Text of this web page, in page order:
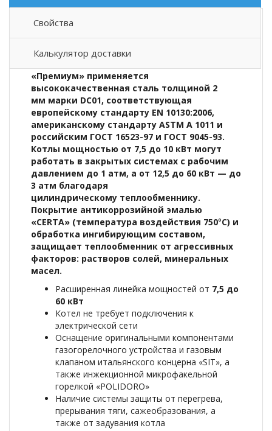
Свойства
Калькулятор доставки
Описание товара
«Премиум» применяется
высококачественная сталь толщиной 2
мм марки DC01, соответствующая
европейскому стандарту EN 10130:2006,
американскому стандарту ASTM A 1011 и
российским ГОСТ 16523-97 и ГОСТ 9045-93.
Котлы мощностью от 7,5 до 10 кВт могут
работать в закрытых системах с рабочим
давлением до 1 атм, а от 12,5 до 60 кВт — до
3 атм благодаря
цилиндрическому теплообменнику.
Покрытие антикоррозийной эмалью
«CERTA» (температура воздействия 750°С) и
обработка ингибирующим составом,
защищает теплообменник от агрессивных
факторов: растворов солей, минеральных
масел.
Расширенная линейка мощностей от 7,5 до
60 кВт
Котел не требует подключения к
электрической сети
Оснащение оригинальными компонентами
газогорелочного устройства и газовым
клапаном итальянского концерна «SIT», а
также инжекционной микрофакельной
горелкой «POLIDORO»
Наличие системы защиты от перегрева,
прерывания тяги, сажеобразования, а
также от задувания котла